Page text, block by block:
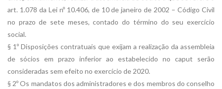
art. 1.078 da Lei nº 10.406, de 10 de janeiro de 2002 – Código Civil
no prazo de sete meses, contado do término do seu exercício
social.
§ 1º Disposições contratuais que exijam a realização da assembleia
de sócios em prazo inferior ao estabelecido no caput serão
consideradas sem efeito no exercício de 2020.
§ 2º Os mandatos dos administradores e dos membros do conselho